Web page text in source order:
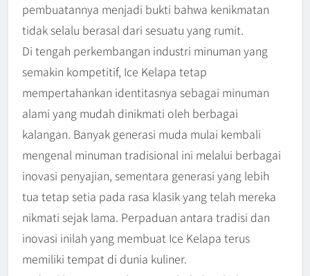
pembuatannya menjadi bukti bahwa kenikmatan
tidak selalu berasal dari sesuatu yang rumit.
Di tengah perkembangan industri minuman yang
semakin kompetitif, Ice Kelapa tetap
mempertahankan identitasnya sebagai minuman
alami yang mudah dinikmati oleh berbagai
kalangan. Banyak generasi muda mulai kembali
mengenal minuman tradisional ini melalui berbagai
inovasi penyajian, sementara generasi yang lebih
tua tetap setia pada rasa klasik yang telah mereka
nikmati sejak lama. Perpaduan antara tradisi dan
inovasi inilah yang membuat Ice Kelapa terus
memiliki tempat di dunia kuliner.